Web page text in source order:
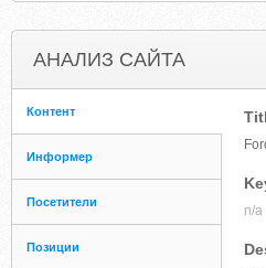
АНАЛИЗ САЙТА
Контент
Информер
Посетители
Позиции
n/a